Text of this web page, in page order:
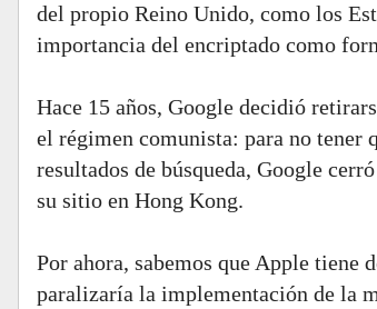
del propio Reino Unido, como los
importancia del encriptado como
Hace 15 años, Google decidió
el régimen comunista: para no tener
resultados de búsqueda, Google
su sitio en Hong Kong.
Por ahora, sabemos que Apple tiene
paralizaría la implementación de la